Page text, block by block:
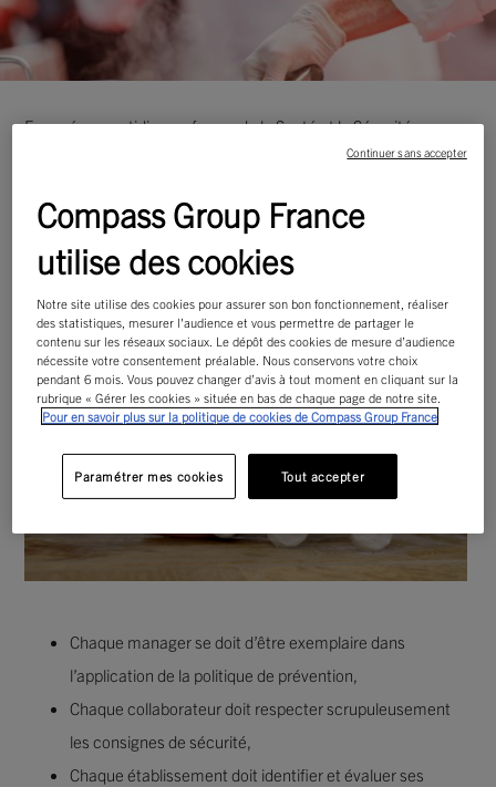
Engagé au quotidien en faveur de la Santé et la Sécurité au
Travail de l’ensemble de ses collaborateurs, Compass Group
atteindre le « zéro accident » sur l’ensemble de ses sites.
Pour nous, la préservation de l’intégrité physique et morale de
chacun doit être l’affaire de tous à chaque instant.
Chaque manager se doit d’être exemplaire dans
l’application de la politique de prévention,
Chaque collaborateur doit respecter scrupuleusement
les consignes de sécurité,
Chaque établissement doit identifier et évaluer ses
Compass Group France
utilise des cookies
Notre site utilise des cookies pour assurer son bon fonctionnement, réaliser
des statistiques, mesurer l'audience et vous permettre de partager le
contenu sur les réseaux sociaux. Le dépôt des cookies de mesure d’audience
nécessite votre consentement préalable. Nous conservons votre choix
pendant 6 mois. Vous pouvez changer d’avis à tout moment en cliquant sur la
rubrique « Gérer les cookies » située en bas de chaque page de notre site.
Pour en savoir plus sur la politique de cookies de Compass Group France
Tout accepter
Paramétrer mes cookies
Continuer sans accepter